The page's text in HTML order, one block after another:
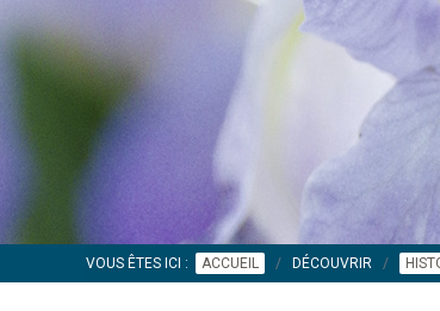
VOUS ÊTES ICI : ACCUEIL DÉCOUVRIR